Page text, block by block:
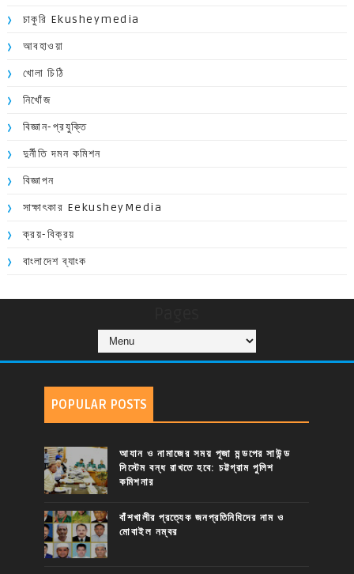
চাকুরি Ekusheymedia
আবহাওয়া
খোলা চিঠি
নিখোঁজ
বিজ্ঞান-প্রযুক্তি
দুর্নীতি দমন কমিশন
বিজ্ঞাপন
সাক্ষাৎকার EekusheyMedia
ক্রয়-বিক্রয়
বাংলাদেশ ব্যাংক
POPULAR POSTS
আযান ও নামাজের সময় পূজা মন্ডপের সাউন্ড
সিস্টেম বন্ধ রাখতে হবে: চট্টগ্রাম পুলিশ
কমিশনার
বাঁশখালীর প্রত্যেক জনপ্রতিনিধিদের নাম ও
মোবাইল নম্বর